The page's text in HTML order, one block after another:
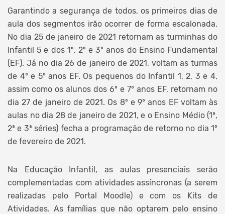
Garantindo a segurança de todos, os primeiros dias de
aula dos segmentos irão ocorrer de forma escalonada.
No dia 25 de janeiro de 2021 retornam as turminhas do
Infantil 5 e dos 1º, 2º e 3º anos do Ensino Fundamental
(EF). Já no dia 26 de janeiro de 2021, voltam as turmas
de 4º e 5º anos EF. Os pequenos do Infantil 1, 2, 3 e 4,
assim como os alunos dos 6º e 7º anos EF, retornam no
dia 27 de janeiro de 2021. Os 8º e 9º anos EF voltam às
aulas no dia 28 de janeiro de 2021, e o Ensino Médio (1ª,
2ª e 3ª séries) fecha a programação de retorno no dia 1º
de fevereiro de 2021.
Na Educação Infantil, as aulas presenciais serão
complementadas com atividades assíncronas (a serem
realizadas pelo Portal Moodle) e com os Kits de
Atividades. As famílias que não optarem pelo ensino